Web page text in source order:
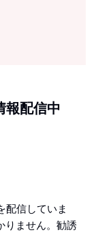
配信中
配信していま
りません。勧誘